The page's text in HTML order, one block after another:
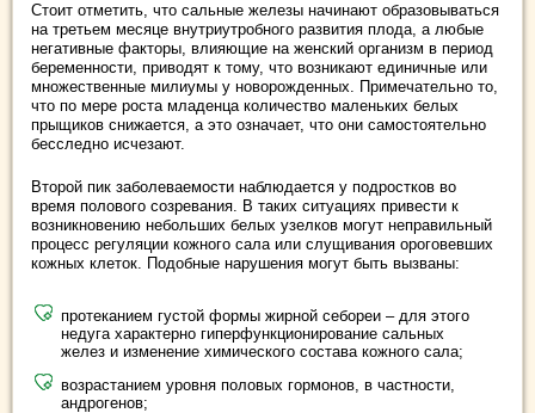
Стоит отметить, что сальные железы начинают образовываться
на третьем месяце внутриутробного развития плода, а любые
негативные факторы, влияющие на женский организм в период
беременности, приводят к тому, что возникают единичные или
множественные милиумы у новорожденных. Примечательно то,
что по мере роста младенца количество маленьких белых
прыщиков снижается, а это означает, что они самостоятельно
бесследно исчезают.
Второй пик заболеваемости наблюдается у подростков во
время полового созревания. В таких ситуациях привести к
возникновению небольших белых узелков могут неправильный
процесс регуляции кожного сала или слущивания ороговевших
кожных клеток. Подобные нарушения могут быть вызваны:
протеканием густой формы жирной себореи – для этого
недуга характерно гиперфункционирование сальных
желез и изменение химического состава кожного сала;
возрастанием уровня половых гормонов, в частности,
андрогенов;